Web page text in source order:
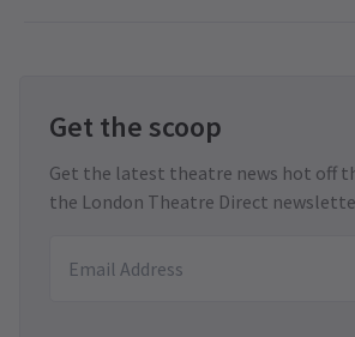
Get the scoop
Get the latest theatre news hot off
the London Theatre Direct